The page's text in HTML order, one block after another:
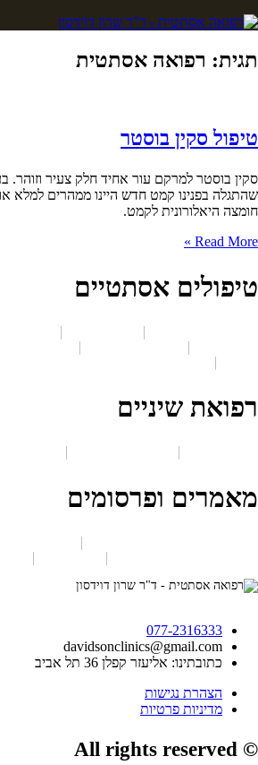
תגית: רפואה אסתטית
טיפול סקין בוסטר
סקין בוסטר למרקם עור אחיד חלק צעיר
שהתגלה בפנינו קמט חדש היינו ממהרים למלא
חומצה היאלורונית לקמט.
Read More »
טיפולים אסתטיים
רפואת שיניים
מאמרים ופרסומים
077-2316333
davidsonclinics@gmail.com
כתובתינו: אליעזר קפלן 36 תל אביב
הצהרת נגישות
מדיניות פרטיות
© All rights reserved